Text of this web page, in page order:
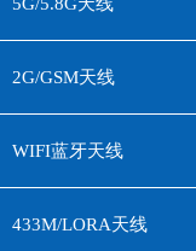
2G/GSM天线
WIFI蓝牙天线
433M/LORA天线